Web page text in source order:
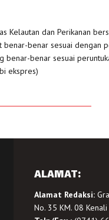
Kelautan dan Perikanan
benar sesuai dengan
benar-benar sesuai
ekspres)
ALAMAT:
Alamat Redaksi:
No. 35 KM. 08 Kenali